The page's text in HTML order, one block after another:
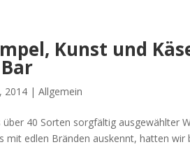
Kunst und
2014 | Allgemein
über 40 Sorten sorgfältig ausgewählter
mit edlen Bränden auskennt, hatten